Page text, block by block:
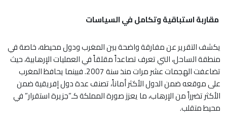
مقاربة استباقية وتكامل في السياسات
يكشف التقرير عن مفارقة واضحة بين المغرب ودول محيطه، خاصة في
منطقة الساحل، التي تعرف تصاعداً مقلقاً في العمليات الإرهابية، حيث
تضاعفت الهجمات عشر مرات منذ سنة 2007. فبينما يحافظ المغرب
على موقعه ضمن الدول الأكثر أماناً، تصنف عدة دول إفريقية ضمن
الأكثر تضرراً من الإرهاب، ما يعزز صورة المملكة كـ”جزيرة استقرار” في
محيط متقلب.